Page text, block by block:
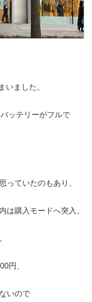
いました。
ッテリーがフルで
っていたのもあり、
は購入モードへ突入。
円、
いので